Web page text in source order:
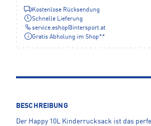
Kostenlose Rücksendung
Schnelle Lieferung
service.eshop@intersport.at
Gratis Abholung im Shop**
BESCHREIBUNG
Der Happy 10L Kinderrucksack ist das